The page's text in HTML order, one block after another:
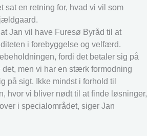
sat en retning for, hvad vi vil som
Jan vil have Furesø Byråd til at
i forebyggelse og velfærd.
fordi det betaler sig på
men vi har en stærk formodning
på sigt. Ikke mindst i forhold til
hvor vi bliver nødt til at finde løsninger,
i specialområdet, siger Jan